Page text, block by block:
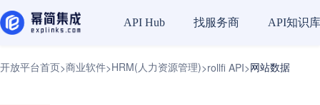
API Hub 找服务商 API知识库
开放平台首页>商业软件>HRM(人力资源管理)>rollfi API>网站数据